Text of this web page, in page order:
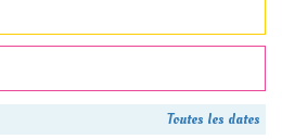
Toutes les dates